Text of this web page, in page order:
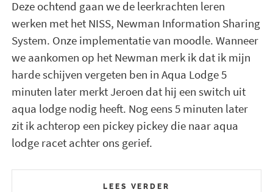
Deze ochtend gaan we de leerkrachten leren
werken met het NISS, Newman Information Sharing
System. Onze implementatie van moodle. Wanneer
we aankomen op het Newman merk ik dat ik mijn
harde schijven vergeten ben in Aqua Lodge 5
minuten later merkt Jeroen dat hij een switch uit
aqua lodge nodig heeft. Nog eens 5 minuten later
zit ik achterop een pickey pickey die naar aqua
lodge racet achter ons gerief.
LEES VERDER